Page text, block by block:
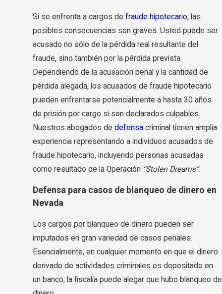
Si se enfrenta a cargos de fraude hipotecario, las
posibles consecuencias son graves. Usted puede ser
acusado no sólo de la pérdida real resultante del
fraude, sino también por la pérdida prevista.
Dependiendo de la acusación penal y la cantidad de
pérdida alegada, los acusados de fraude hipotecario
pueden enfrentarse potencialmente a hasta 30 años
de prisión por cargo si son declarados culpables.
Nuestros abogados de defensa criminal tienen amplia
experiencia representando a individuos acusados de
fraude hipotecario, incluyendo personas acusadas
como resultado de la Operación “Stolen Dreams”.
Defensa para casos de blanqueo de dinero en
Nevada
Los cargos por blanqueo de dinero pueden ser
imputados en gran variedad de casos penales.
Esencialmente, en cualquier momento en que el dinero
derivado de actividades criminales es depositado en
un banco, la fiscalía puede alegar que hubo blanqueo de